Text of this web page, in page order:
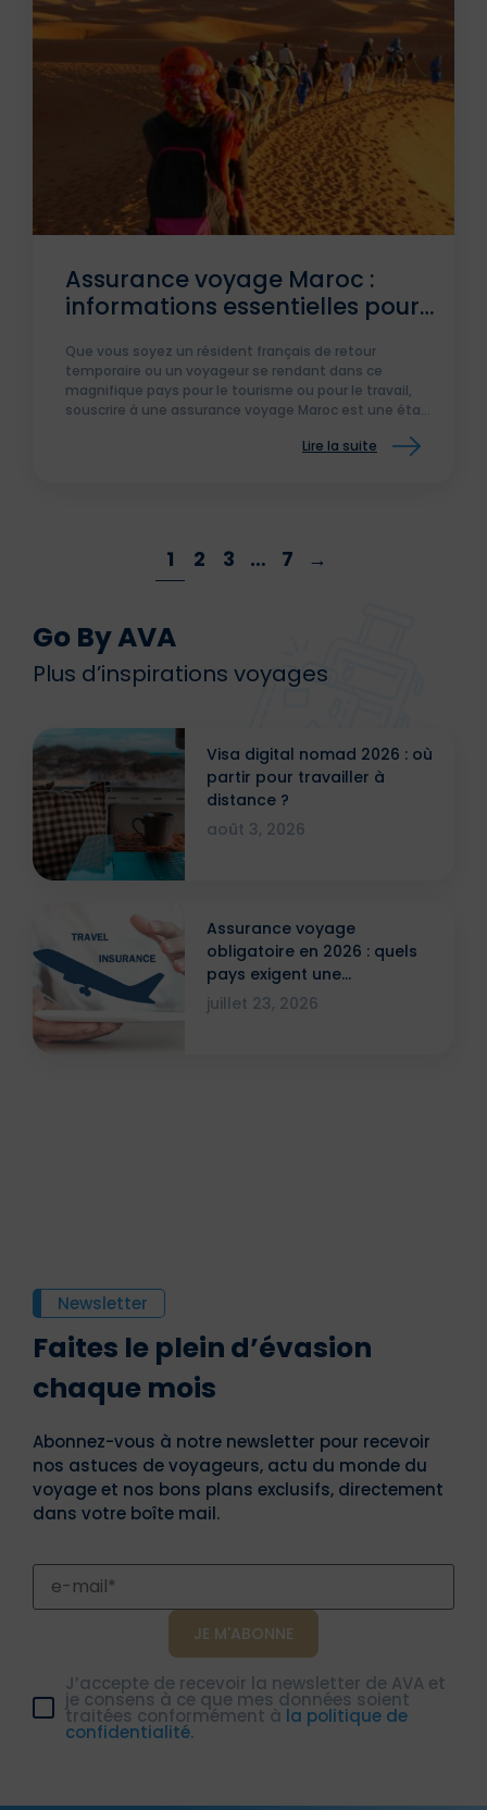
Assurance voyage Maroc :
informations essentielles pour
Que vous soyez un résident français de retour
temporaire ou un voyageur se rendant dans ce
magnifique pays pour le tourisme ou pour le travail,
souscrire à une assurance voyage Maroc est une étape
Lire la suite
1 2 3 … 7 →
Go By AVA
Plus d’inspirations voyages
Visa digital nomad 2026 : où
partir pour travailler à
distance ?
août 3, 2026
Assurance voyage
obligatoire en 2026 : quels
pays exigent une
attestation ?
juillet 23, 2026
Newsletter
Faites le plein d’évasion
chaque mois
Abonnez-vous à notre newsletter pour recevoir
nos astuces de voyageurs, actu du monde du
voyage et nos bons plans exclusifs, directement
dans votre boîte mail.
J’accepte de recevoir la newsletter de AVA et
je consens à ce que mes données soient
traitées conformément à la politique de
confidentialité.